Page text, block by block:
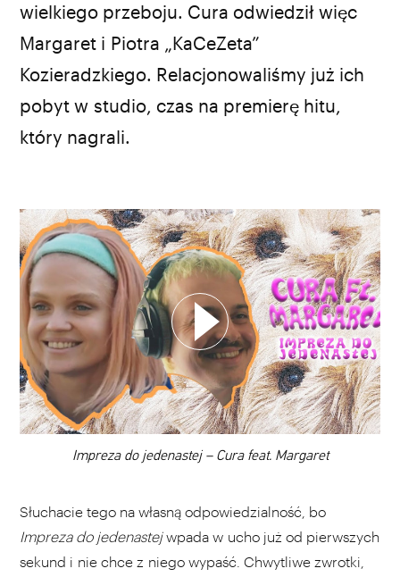
wielkiego przeboju. Cura odwiedził więc
Margaret i Piotra „KaCeZeta”
Kozieradzkiego. Relacjonowaliśmy już ich
pobyt w studio, czas na premierę hitu,
który nagrali.
00:00
Impreza do jedenastej – Cura feat. Margaret
WYBIERZ SWOJĄ PLAYLISTĘ
DODAJ TEN FILM DO PLAYLISTY
Słuchacie tego na własną odpowiedzialność, bo
Impreza do jedenastejwpada w ucho już od pierwszych
sekund i nie chce z niego wypaść. Chwytliwe zwrotki,